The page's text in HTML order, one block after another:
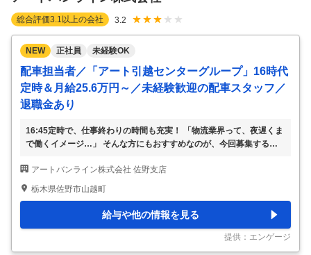
総合評価3.1 以上の会社 3.2
NEW 正社員 未経験OK
配車担当者／「アート引越センターグループ」16時代
定時＆月給25.6万円～／未経験歓迎の配車スタッフ／
退職金あり
16:45定時で、仕事終わりの時間も充実！ 「物流業界って、夜遅くま
で働くイメージ…」 そんな方にもおすすめなのが、今回募集する配
で、夕方以降の時間をしっかり確保できます。 家族との時間や趣味
など、仕事終わりの時間も大切にしながら働けます。 未経験から始
ぶドライバー」をつなぎ、 物流をスムーズに動かす仕事です。 配車
手配や運行スケジュールの管理、ドライバーへのルート指示、 お客
様とのやり取りなどをお任せします。 「どのドライバーが、どのル
ートで運ぶのが最適か」を…
アートバンライン株式会社 佐野支店
栃木県佐野市山越町
給与や他の情報を見る
提供：エンゲージ